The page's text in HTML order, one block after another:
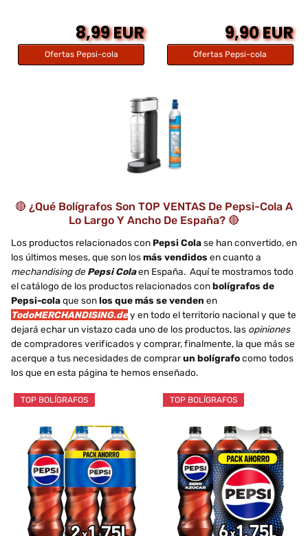
8,99 EUR
Ofertas Pepsi-cola
9,90 EUR
Ofertas Pepsi-cola
🔴 ¿Qué Bolígrafos Son TOP VENTAS De Pepsi-Cola A
Lo Largo Y Ancho De España? 🔴
Los productos relacionados con Pepsi Colase han convertido, en
los últimos meses, que son losmás vendidos en cuanto a
mechandising de Pepsi Colaen España. Aquí te mostramos todo
el catálogo de los productos relacionados conbolígrafos de
Pepsi-colaque sonlos que más se venden en
TodoMERCHANDISING.dey en todo el territorio nacional y que te
dejará echar un vistazo cada uno de los productos, las opiniones
de compradores verificados y comprar, finalmente, la que más se
acerque a tus necesidades de comprarun bolígrafocomo todos
los que en esta página te hemos enseñado.
TOP BOLÍGRAFOS TOP BOLÍGRAFOS